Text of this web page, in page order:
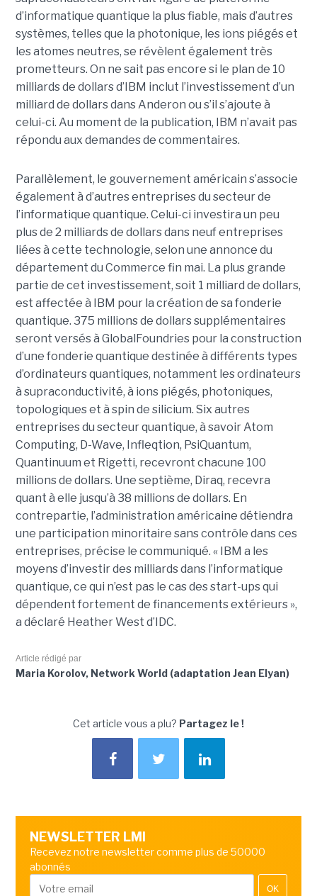
d’informatique quantique la plus fiable, mais d’autres
systèmes, telles que la photonique, les ions piégés et
les atomes neutres, se révèlent également très
prometteurs. On ne sait pas encore si le plan de 10
milliards de dollars d’IBM inclut l’investissement d’un
milliard de dollars dans Anderon ou s’il s’ajoute à
celui-ci. Au moment de la publication, IBM n’avait pas
répondu aux demandes de commentaires.
Parallèlement, le gouvernement américain s’associe
également à d’autres entreprises du secteur de
l’informatique quantique. Celui-ci investira un peu
plus de 2 milliards de dollars dans neuf entreprises
liées à cette technologie, selon une annonce du
département du Commerce fin mai. La plus grande
partie de cet investissement, soit 1 milliard de dollars,
est affectée à IBM pour la création de sa fonderie
quantique. 375 millions de dollars supplémentaires
seront versés à GlobalFoundries pour la construction
d’une fonderie quantique destinée à différents types
d’ordinateurs quantiques, notamment les ordinateurs
à supraconductivité, à ions piégés, photoniques,
topologiques et à spin de silicium. Six autres
entreprises du secteur quantique, à savoir Atom
Computing, D-Wave, Infleqtion, PsiQuantum,
Quantinuum et Rigetti, recevront chacune 100
millions de dollars. Une septième, Diraq, recevra
quant à elle jusqu’à 38 millions de dollars. En
contrepartie, l’administration américaine détiendra
une participation minoritaire sans contrôle dans ces
entreprises, précise le communiqué. « IBM a les
moyens d’investir des milliards dans l’informatique
quantique, ce qui n’est pas le cas des start-ups qui
dépendent fortement de financements extérieurs »,
a déclaré Heather West d’IDC.
Article rédigé par
Maria Korolov, Network World (adaptation Jean Elyan)
Cet article vous a plu? Partagez le !
NEWSLETTER LMI
Recevez notre newsletter comme plus de 50000
abonnés
OK